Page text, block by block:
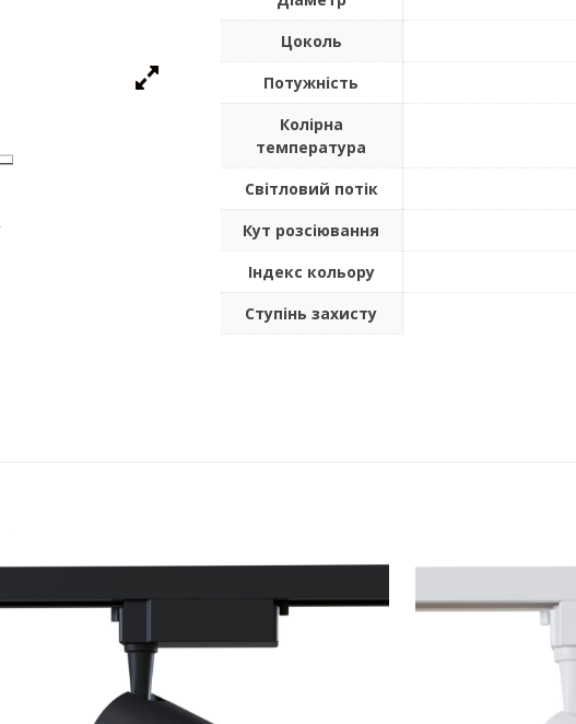
Цоколь
Потужність
Колірна
температура
Світловий потік
Кут розсіювання
Індекс кольору
Ступінь захисту